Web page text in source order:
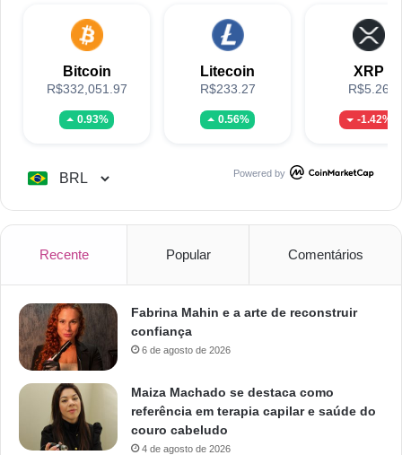
Bitcoin
R$332,051.97
0.93%
Litecoin
R$233.27
0.56%
XRP
R$5.26
-1.42%
Powered by
Recente Popular Comentários
Fabrina Mahin e a arte de reconstruir
confiança
6 de agosto de 2026
Maiza Machado se destaca como
referência em terapia capilar e saúde do
couro cabeludo
4 de agosto de 2026